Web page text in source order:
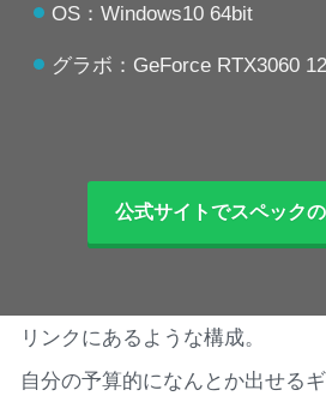
OS：Windows10 64bit
グラボ：GeForce RTX3060
公式サイトでスペック
リンクにあるような構成。
自分の予算的になんとか出せる